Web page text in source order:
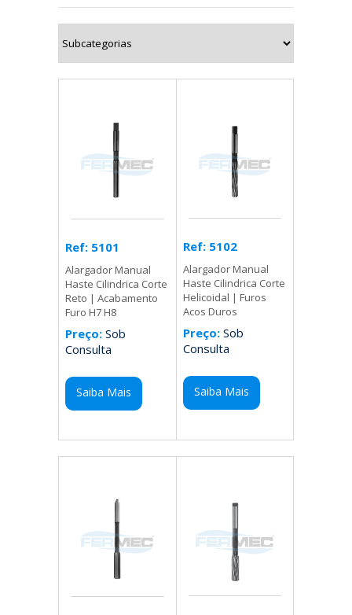
Ref: 5101
Alargador Manual
Haste Cilindrica Corte
Reto | Acabamento
Furo H7 H8
Preço: Sob
Consulta
Saiba Mais
Ref: 5102
Alargador Manual
Haste Cilindrica Corte
Helicoidal | Furos
Acos Duros
Preço:Sob
Consulta
Saiba Mais